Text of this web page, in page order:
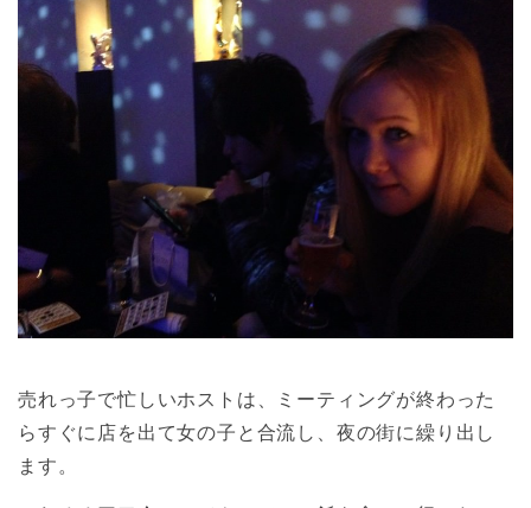
売れっ子で忙しいホストは、ミーティングが終わった
らすぐに店を出て女の子と合流し、夜の街に繰り出し
ます。